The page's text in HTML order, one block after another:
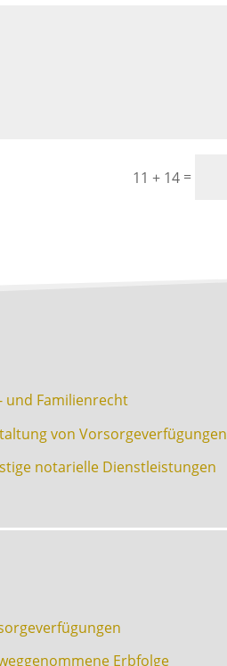
11 + 14=
und Familienrecht
von Vorsorgeverfügungen
notarielle Dienstleistungen
Erbfolge